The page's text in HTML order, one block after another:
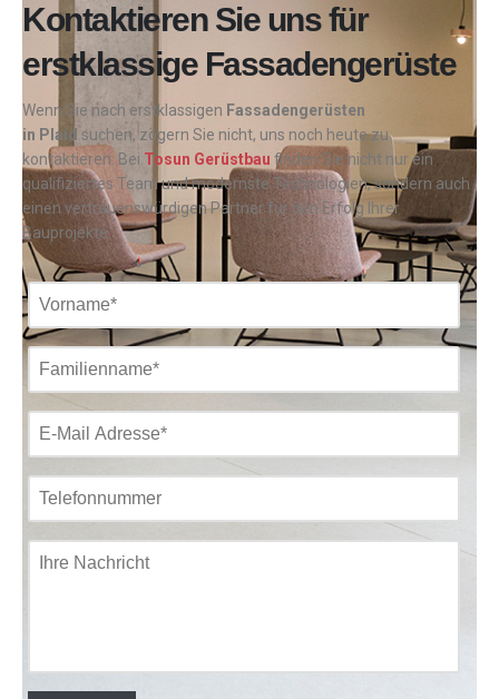
Kontaktieren Sie uns für
erstklassige Fassadengerüste
Wenn Sie nach erstklassigen Fassadengerüsten
in Plaid suchen, zögern Sie nicht, uns noch heute zu
kontaktieren. Bei Tosun Gerüstbau finden Sie nicht nur ein
qualifiziertes Team und modernste Technologien, sondern auch
einen vertrauenswürdigen Partner für den Erfolg Ihrer
Bauprojekte.